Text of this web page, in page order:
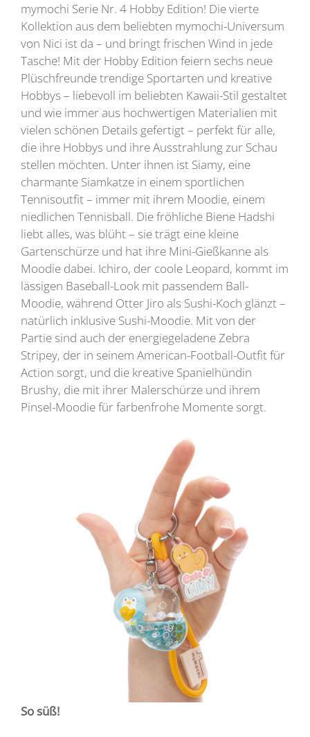
mymochi Serie Nr. 4 Hobby Edition! Die vierte
Kollektion aus dem beliebten mymochi-Universum
von Nici ist da – und bringt frischen Wind in jede
Tasche! Mit der Hobby Edition feiern sechs neue
Plüschfreunde trendige Sportarten und kreative
Hobbys – liebevoll im beliebten Kawaii-Stil gestaltet
und wie immer aus hochwertigen Materialien mit
vielen schönen Details gefertigt – perfekt für alle,
die ihre Hobbys und ihre Ausstrahlung zur Schau
stellen möchten. Unter ihnen ist Siamy, eine
charmante Siamkatze in einem sportlichen
Tennisoutfit – immer mit ihrem Moodie, einem
niedlichen Tennisball. Die fröhliche Biene Hadshi
liebt alles, was blüht – sie trägt eine kleine
Gartenschürze und hat ihre Mini-Gießkanne als
Moodie dabei. Ichiro, der coole Leopard, kommt im
lässigen Baseball-Look mit passendem Ball-
Moodie, während Otter Jiro als Sushi-Koch glänzt –
natürlich inklusive Sushi-Moodie. Mit von der
Partie sind auch der energiegeladene Zebra
Stripey, der in seinem American-Football-Outfit für
Action sorgt, und die kreative Spanielhündin
Brushy, die mit ihrer Malerschürze und ihrem
Pinsel-Moodie für farbenfrohe Momente sorgt.
So süß!